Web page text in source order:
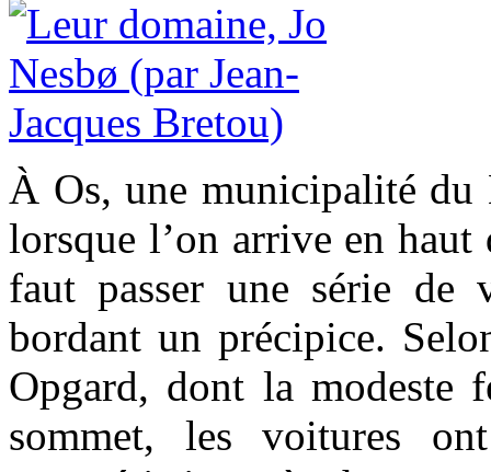
À Os, une municipalité du
lorsque l’on arrive en
faut passer une série de
bordant un précipice.
Opgard, dont la modeste
sommet, les voitures